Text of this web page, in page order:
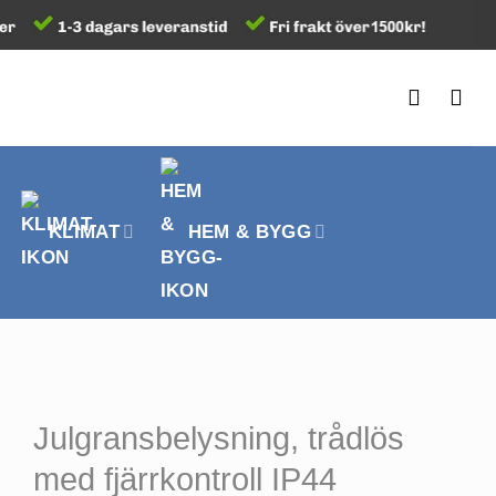
KLIMAT HEM & BYGG
Julgransbelysning, trådlös
med fjärrkontroll IP44